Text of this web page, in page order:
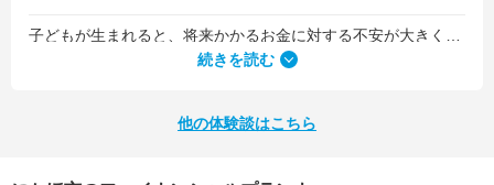
何より、とても親身になって対応してくださって大満足。うちと同じように子どもの将来のお金のことで悩んでいる友人にも教えました。
続きを読む
他の体験談はこちら